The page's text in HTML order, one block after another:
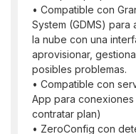
• Compatible con
System (GDMS)
la nube con una
aprovisionar,
posibles problemas.
• Compatible con
App para conexiones
contratar plan)
• ZeroConfig con